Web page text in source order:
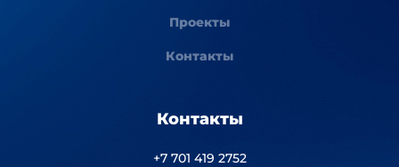
Проекты
Контакты
Контакты
+7 701 419 2752